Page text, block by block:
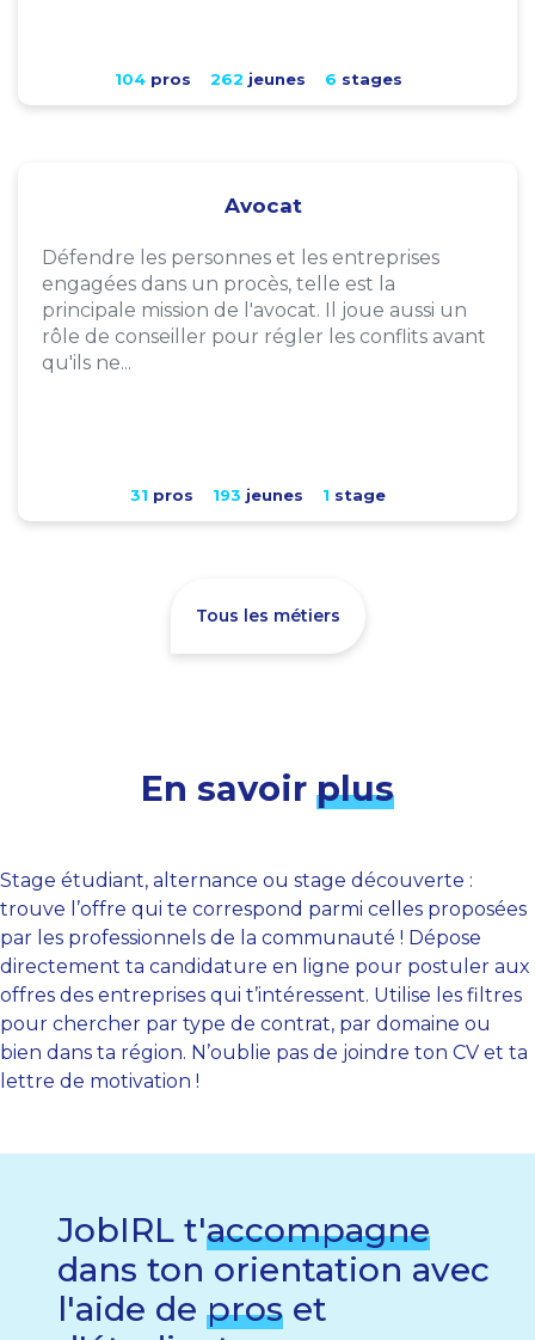
104pros 262 jeunes 6 stages
Avocat
Défendre les personnes et les entreprises
engagées dans un procès, telle est la
principale mission de l'avocat. Il joue aussi un
rôle de conseiller pour régler les conflits avant
qu'ils ne...
31 pros 193 jeunes 1 stage
Tous les métiers
En savoir plus
Stage étudiant, alternance ou stage découverte :
trouve l’offre qui te correspond parmi celles proposées
par les professionnels de la communauté ! Dépose
directement ta candidature en ligne pour postuler aux
offres des entreprises qui t’intéressent. Utilise les filtres
pour chercher par type de contrat, par domaine ou
bien dans ta région. N’oublie pas de joindre ton CV et ta
lettre de motivation !
JobIRL t'accompagne
dans ton orientation avec
l'aide de pros et